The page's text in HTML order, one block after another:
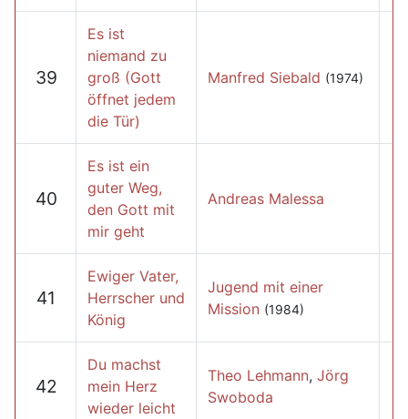
39
Es ist
niemand zu
groß (Gott
öffnet jedem
die Tür)
Manfred Siebald (1974)
40
Es ist ein
guter Weg,
den Gott mit
mir geht
Andreas Malessa
41
Ewiger Vater,
Herrscher und
König
Jugend mit einer
Mission (1984)
42
Du machst
mein Herz
wieder leicht
Theo Lehmann, Jörg
Swoboda